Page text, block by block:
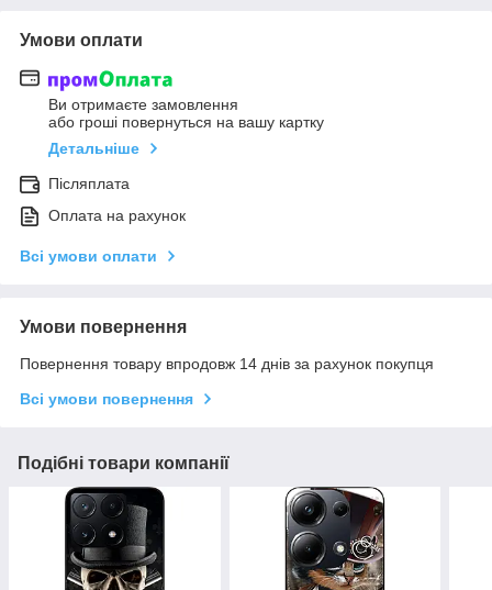
Умови оплати
Ви отримаєте замовлення
або гроші повернуться на вашу картку
Детальніше
Післяплата
Оплата на рахунок
Всі умови оплати
Умови повернення
Повернення товару впродовж 14 днів за рахунок покупця
Всі умови повернення
Подібні товари компанії